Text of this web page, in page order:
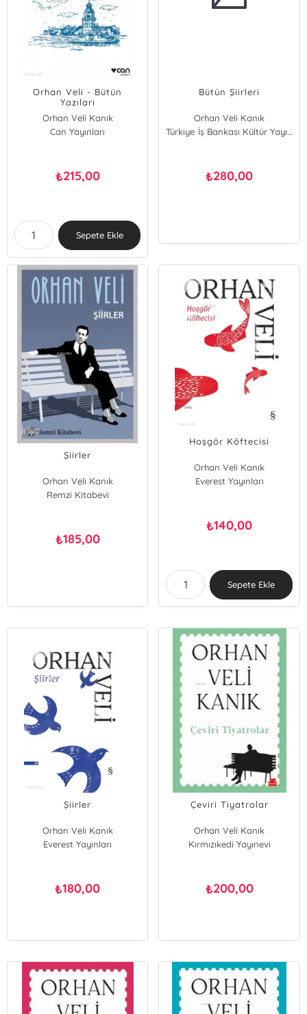
Orhan Veli - Bütün
Yazıları
Orhan Veli Kanık
Can Yayınları
₺215,00
Sepete Ekle
Bütün Şiirleri
Orhan Veli Kanık
Türkiye İş Bankası Kültür Yayınları
₺280,00
Şiirler
Orhan Veli Kanık
Remzi Kitabevi
₺185,00
Hoşgör Köftecisi
Orhan Veli Kanık
Everest Yayınları
₺140,00
Sepete Ekle
Şiirler
Orhan Veli Kanık
Everest Yayınları
₺180,00
Çeviri Tiyatrolar
Orhan Veli Kanık
Kırmızıkedi Yayınevi
₺200,00